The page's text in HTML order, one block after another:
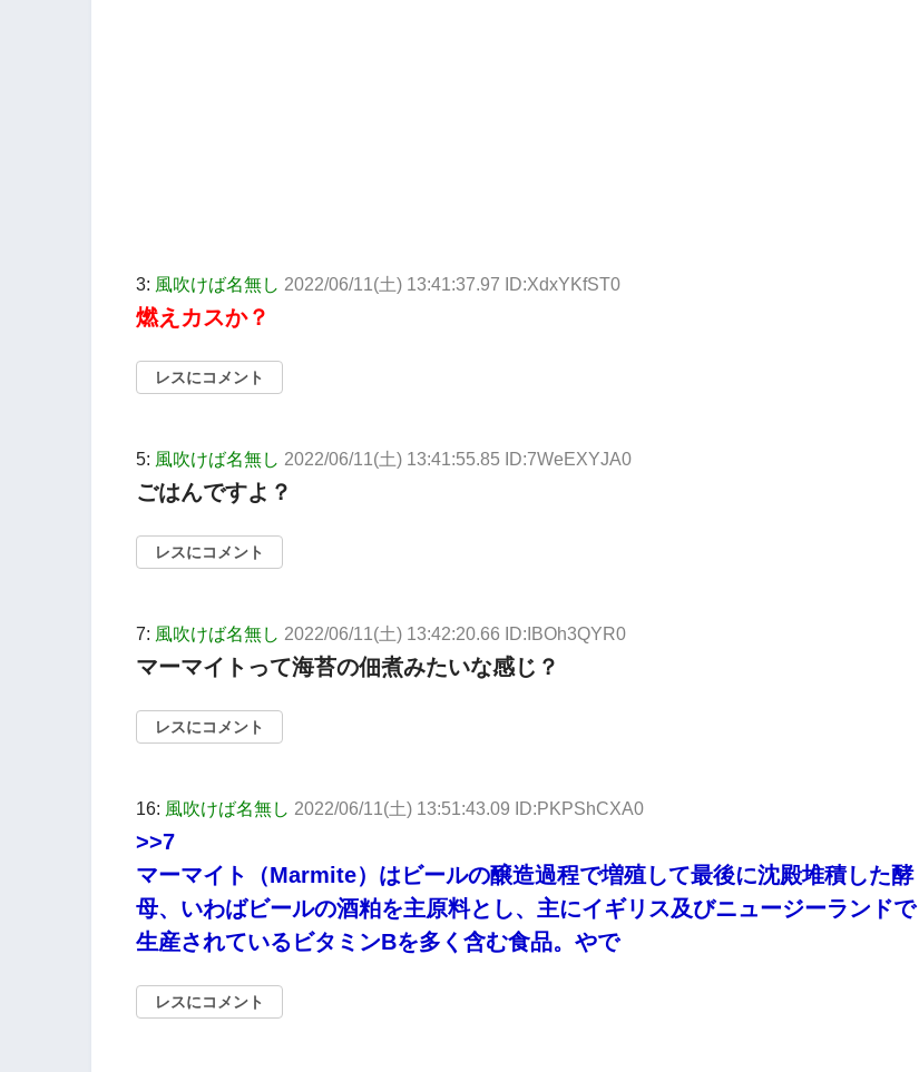
3: 風吹けば名無し 2022/06/11(土) 13:41:37.97 ID:XdxYKfST0
燃えカスか？
レスにコメント
5: 風吹けば名無し 2022/06/11(土) 13:41:55.85 ID:7WeEXYJA0
ごはんですよ？
レスにコメント
7: 風吹けば名無し 2022/06/11(土) 13:42:20.66 ID:IBOh3QYR0
マーマイトって海苔の佃煮みたいな感じ？
レスにコメント
16: 風吹けば名無し 2022/06/11(土) 13:51:43.09 ID:PKPShCXA0
>>7
マーマイト（Marmite）はビールの醸造過程で増殖して最後に沈殿堆積した酵
母、いわばビールの酒粕を主原料とし、主にイギリス及びニュージーランドで
生産されているビタミンBを多く含む食品。やで
レスにコメント